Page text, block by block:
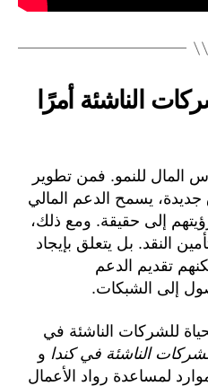
الناشئة أمرًا
المال للنمو. فمن تطوير
يسمح الدعم المالي
إلى حقيقة. ومع ذلك،
النقد. بل يتعلق بإيجاد
تقديم الدعم
إلى الشبكات.
للشركات الناشئة في
الناشئة في كندا و
لمساعدة رواد الأعمال